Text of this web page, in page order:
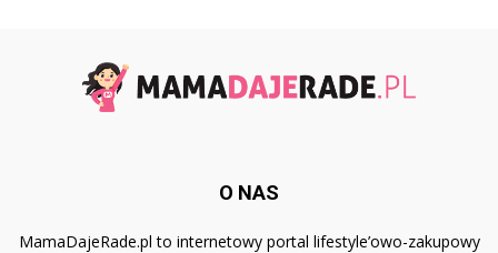
O NAS
MamaDajeRade.pl to internetowy portal lifestyle’owo-zakupowy